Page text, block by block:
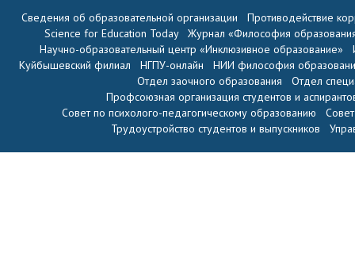
Сведения об образовательной организации
Противодействие
Science for Education Today
Журнал «Философия
Научно-образовательный центр «Инклюзивное образование»
Куйбышевский филиал
НГПУ-онлайн
НИИ философия
Отдел заочного образования
Отдел
Профсоюзная организация студентов и
Совет по психолого-педагогическому образованию
Трудоустройство студентов и выпускников